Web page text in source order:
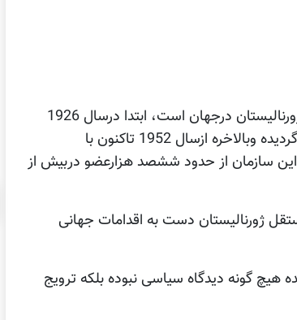
فدراسیون بین المللی ژورنالیستان که بزرگترین سازمان ژورنالیستان درجهان است، ابتدا درسال 1926
بنیان گذاری شده و سپس درسال 1946 بازگشایی مجدد گردیده وبالاخره ازسال 1952 تاکنون با
سازمان از حدود ششصد هزارعضو دربیش از
ژورنالیستان دست به اقدامات جهانی
هیچ گونه دیدگاه سیاسی نبوده بلکه ترویج